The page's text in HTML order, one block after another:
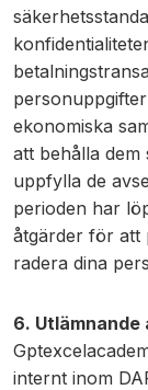
ekonomiska
att behålla
uppfylla de
perioden har
åtgärder för att
radera dina
6.
internt inom